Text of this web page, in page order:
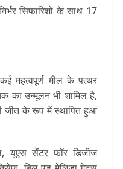
सिफारिशों के साथ 17
महत्वपूर्ण मील के पत्थर
का उन्मूलन भी शामिल है,
जीत के रूप में स्थापित हुआ
यूएस सेंटर फॉर डिजीज